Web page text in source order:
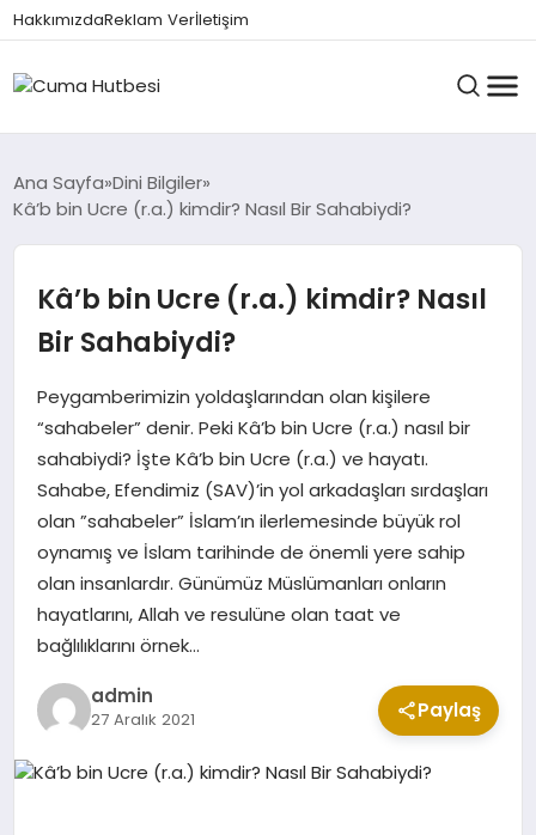
HakkımızdaReklam Verİletişim
HUTBELER
DINI BILGILER
DUALAR VE ZIKIRLER
CUMA MESAJLARI
KABE CANLI YAYIN
Ana Sayfa Dini Bilgiler
Kâ’b bin Ucre (r.a.) kimdir? Nasıl Bir Sahabiydi?
Kâ’b bin Ucre (r.a.) kimdir? Nasıl
Bir Sahabiydi?
Peygamberimizin yoldaşlarından olan kişilere
“sahabeler” denir. Peki Kâ’b bin Ucre (r.a.) nasıl bir
sahabiydi? İşte Kâ’b bin Ucre (r.a.) ve hayatı.
Sahabe, Efendimiz (SAV)’in yol arkadaşları sırdaşları
olan ”sahabeler” İslam’ın ilerlemesinde büyük rol
oynamış ve İslam tarihinde de önemli yere sahip
olan insanlardır. Günümüz Müslümanları onların
hayatlarını, Allah ve resulüne olan taat ve
bağlılıklarını örnek…
admin
27 Aralık 2021 Paylaş